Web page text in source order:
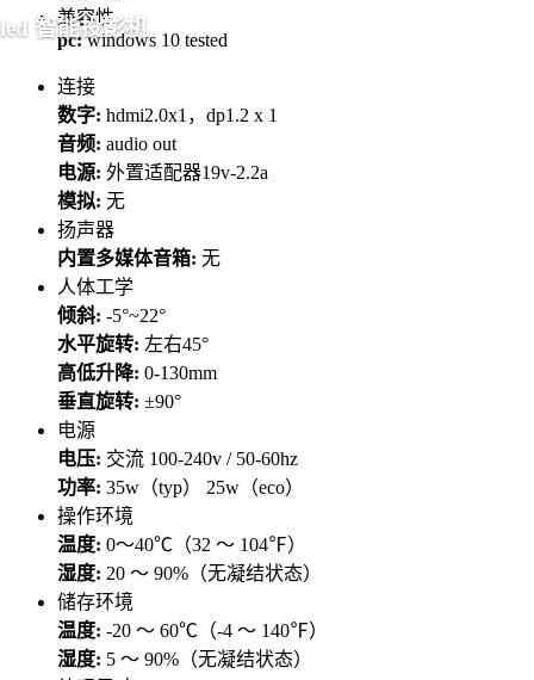
led 智能投影机
兼容性
pc:windows 10 tested
连接
数字: hdmi2.0x1，dp1.2 x 1
音频: audio out
电源: 外置适配器19v-2.2a
模拟: 无
扬声器
内置多媒体音箱: 无
人体工学
倾斜: -5°~22°
水平旋转: 左右45°
高低升降: 0-130mm
垂直旋转: ±90°
电源
电压: 交流 100-240v / 50-60hz
功率: 35w（typ） 25w（eco）
操作环境
温度: 0～40℃（32 ～ 104℉）
湿度: 20 ～ 90%（无凝结状态）
储存环境
温度: -20 ～ 60℃（-4 ～ 140℉）
湿度: 5 ～ 90%（无凝结状态）